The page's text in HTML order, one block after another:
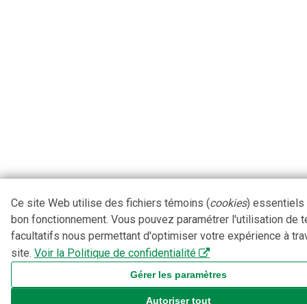
Ce site Web utilise des fichiers témoins (cookies) essentiels
bon fonctionnement. Vous pouvez paramétrer l'utilisation de
facultatifs nous permettant d'optimiser votre expérience à
site. Voir la Politique de confidentialité
Gérer les paramètres
Autoriser tout